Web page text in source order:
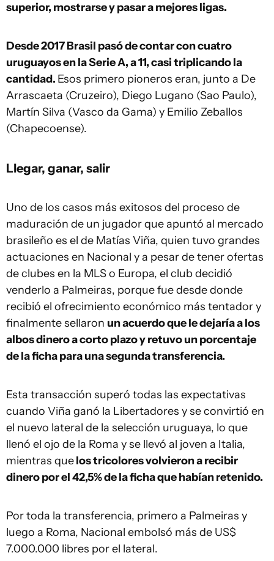
superior, mostrarse y pasar a mejores ligas.
Desde 2017 Brasil pasó de contar con cuatro
uruguayos en la Serie A, a 11, casi triplicando la
cantidad. Esos primero pioneros eran, junto a De
Arrascaeta (Cruzeiro), Diego Lugano (Sao Paulo),
Martín Silva (Vasco da Gama) y Emilio Zeballos
(Chapecoense).
Llegar, ganar, salir
Uno de los casos más exitosos del proceso de
maduración de un jugador que apuntó al mercado
brasileño es el de Matías Viña, quien tuvo grandes
actuaciones en Nacional y a pesar de tener ofertas
de clubes en la MLS o Europa, el club decidió
venderlo a Palmeiras, porque fue desde donde
recibió el ofrecimiento económico más tentador y
finalmente sellaron un acuerdo que le dejaría a los
albos dinero a corto plazo y retuvo un porcentaje
de la ficha para una segunda transferencia.
Esta transacción superó todas las expectativas
cuando Viña ganó la Libertadores y se convirtió en
el nuevo lateral de la selección uruguaya, lo que
llenó el ojo de la Roma y se llevó al joven a Italia,
mientras quelos tricolores volvieron a recibir
dinero por el 42,5% de la ficha que habían retenido.
Por toda la transferencia, primero a Palmeiras y
luego a Roma, Nacional embolsó más de US$
7.000.000 libres por el lateral.